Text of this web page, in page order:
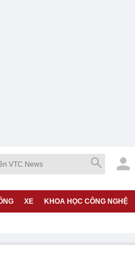
XE KHOA HỌC CÔNG NGHỆ